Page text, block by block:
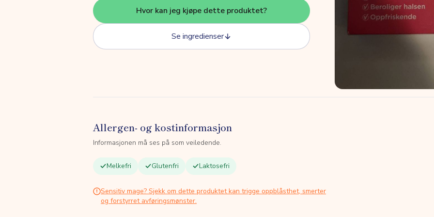
Hvor kan jeg kjøpe dette produktet?
Se ingredienser
Allergen- og kostinformasjon
Informasjonen må ses på som veiledende.
Melkefri Glutenfri Laktosefri
Sensitiv mage? Sjekk om dette produktet kan trigge oppblåsthet, smerter
og forstyrret avføringsmønster.